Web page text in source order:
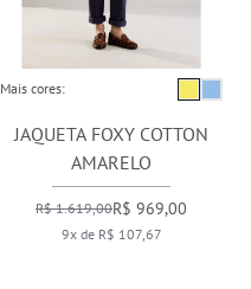
Mais cores:
JAQUETA FOXY COTTON
AMARELO
R$ 1.619,00R$ 969,00
9x de R$ 107,67